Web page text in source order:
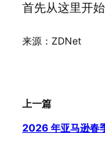
首先从这里开
来源：ZDNet
上一篇
2026 年亚马逊春